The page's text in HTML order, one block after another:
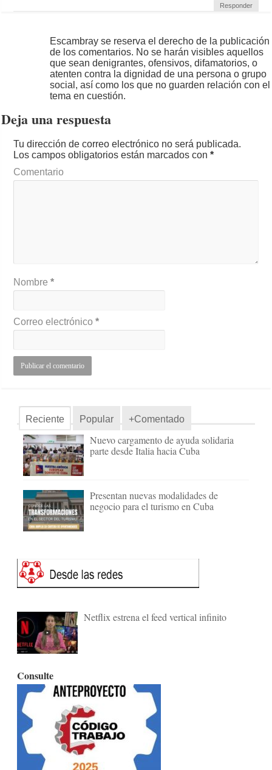
Responder
Escambray se reserva el derecho de la publicación
de los comentarios. No se harán visibles aquellos
que sean denigrantes, ofensivos, difamatorios, o
atenten contra la dignidad de una persona o grupo
social, así como los que no guarden relación con el
tema en cuestión.
Deja una respuesta
Tu dirección de correo electrónico no será publicada.
Los campos obligatorios están marcados con*
Comentario
Nombre*
Correo electrónico*
Reciente Popular +Comentado
Nuevo cargamento de ayuda solidaria
parte desde Italia hacia Cuba
Presentan nuevas modalidades de
negocio para el turismo en Cuba
Netflix estrena el feed vertical infinito
Consulte